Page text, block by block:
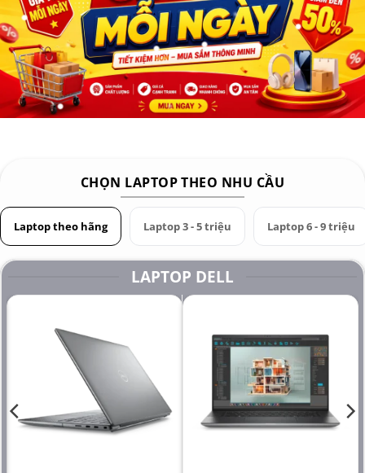
CHỌN LAPTOP THEO NHU CẦU
Laptop theo hãng Laptop 3 - 5 triệu Laptop 6 - 9 triệu
LAPTOP DELL